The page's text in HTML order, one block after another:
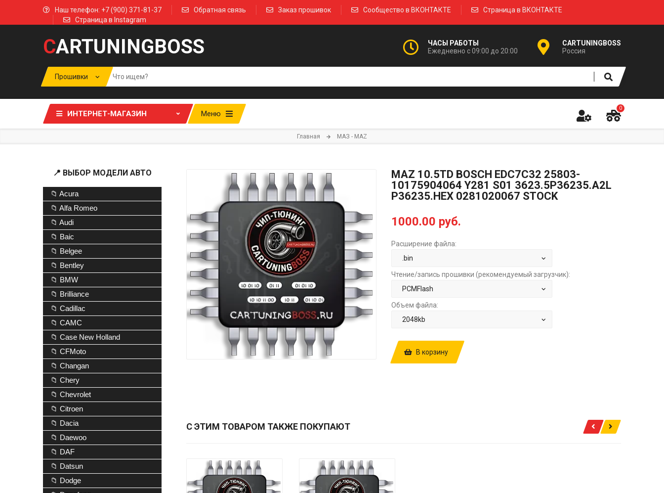
Наш телефон: +7 (900) 371-81-37 Обратная связь Заказ прошивок Сообщество в ВКОНТАКТЕ
Страница в ВКОНТАКТЕ
Страница в Instagram
CARTUNINGBOSS
ЧАСЫ РАБОТЫ
Ежедневно с 09:00 до 20:00
CARTUNINGBOSS
Россия
ИНТЕРНЕТ-МАГАЗИН Меню
0
Главная МАЗ - MAZ
MAZ 10.5TD BOSCH EDC7C32 25803-
10175904064 Y281 S01 3623.5P36235.A2L
P36235.HEX 0281020067 STOCK
1000.00 руб.
Расширение файла:
Чтение/запись прошивки (рекомендуемый загрузчик):
Объем файла:
В корзину
С ЭТИМ ТОВАРОМ ТАКЖЕ ПОКУПАЮТ
📍 ВЫБОР МОДЕЛИ АВТО
📁 Acura
📁 Alfa Romeo
📁 Audi
📁 Baic
📁 Belgee
📁 Bentley
📁 BMW
📁 Brilliance
📁 Cadillac
📁 CAMC
📁 Case New Holland
📁 CFMoto
📁 Changan
📁 Chery
📁 Chevrolet
📁 Citroen
📁 Dacia
📁 Daewoo
📁 DAF
📁 Datsun
📁 Dodge